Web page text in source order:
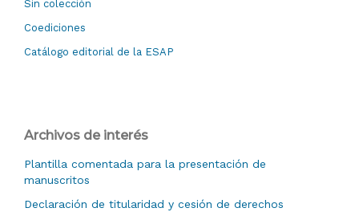
Sin colección
Coediciones
Catálogo editorial de la ESAP
Archivos de interés
Plantilla comentada para la presentación de
manuscritos
Declaración de titularidad y cesión de derechos